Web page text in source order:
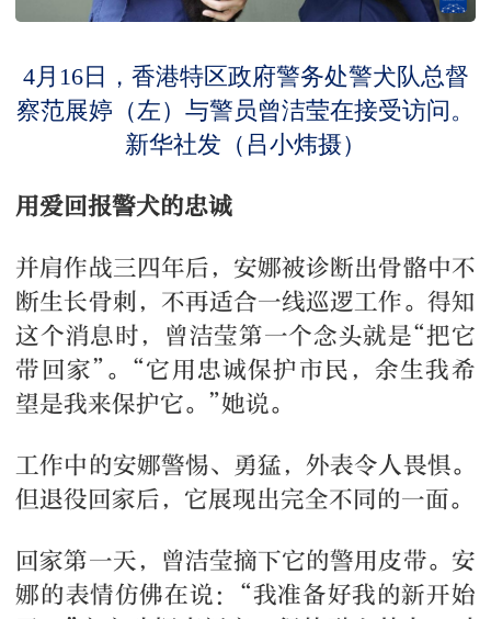
4月16日，香港特区政府警务处警犬队总督
察范展婷（左）与警员曾洁莹在接受访问。
新华社发（吕小炜摄）
用爱回报警犬的忠诚
并肩作战三四年后，安娜被诊断出骨骼中不
断生长骨刺，不再适合一线巡逻工作。得知
这个消息时，曾洁莹第一个念头就是“把它
带回家”。“它用忠诚保护市民，余生我希
望是我来保护它。”她说。
工作中的安娜警惕、勇猛，外表令人畏惧。
但退役回家后，它展现出完全不同的一面。
回家第一天，曾洁莹摘下它的警用皮带。安
娜的表情仿佛在说：“我准备好我的新开始